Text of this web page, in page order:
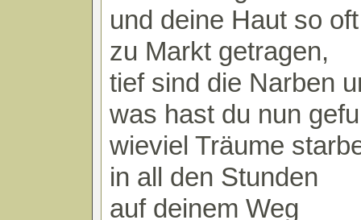
und deine Haut so oft
zu Markt getragen,
tief sind die Narben
was hast du nun
wieviel Träume
in all den Stunden
auf deinem Weg